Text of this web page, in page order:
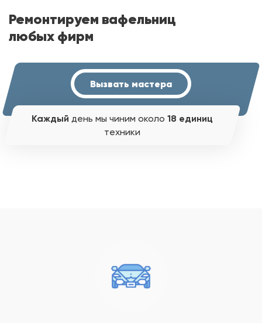
Ремонтируем вафельниц
любых фирм
Вызвать мастера
Каждый день мы чиним около 18 единиц
техники